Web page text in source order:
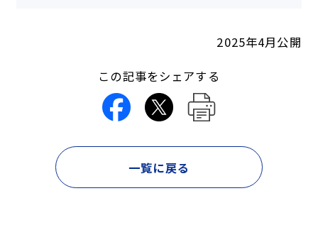
2025年4月公開
この記事をシェアする
一覧に戻る